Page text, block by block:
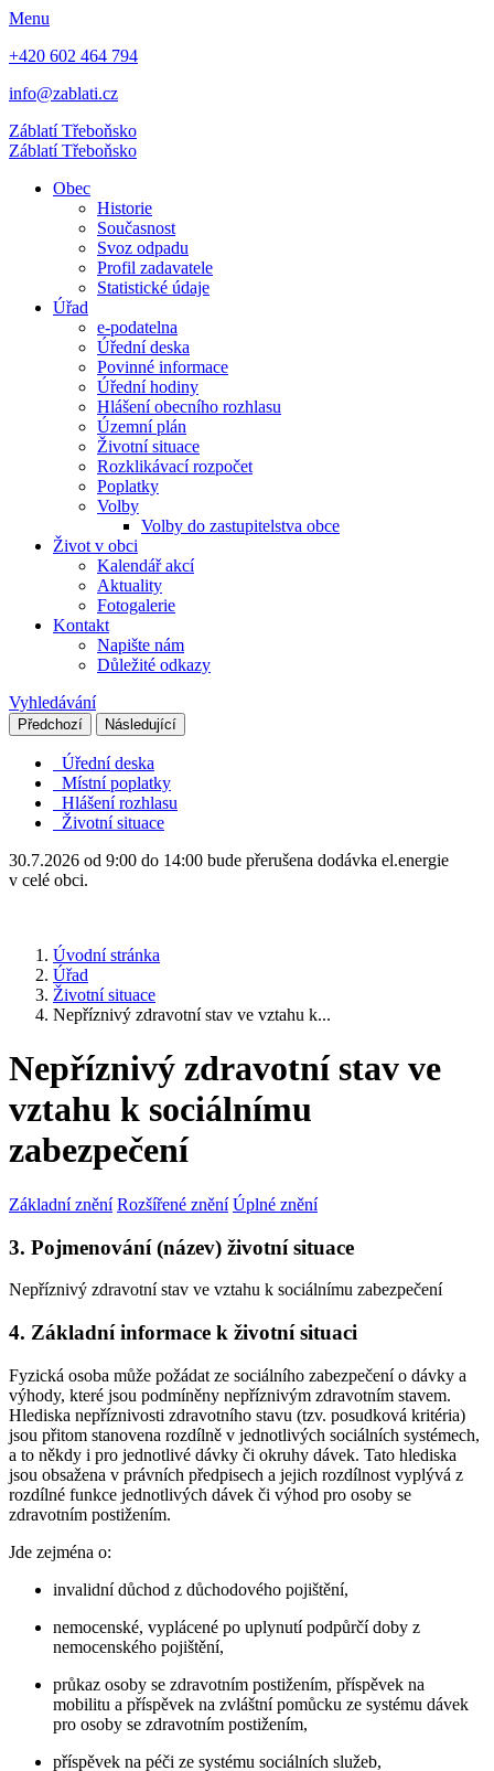
Menu
+420 602 464 794
info@zablati.cz
ZáblatíTřeboňsko
ZáblatíTřeboňsko
Obec
Historie
Současnost
Svoz odpadu
Profil zadavatele
Statistické údaje
Úřad
e-podatelna
Úřední deska
Povinné informace
Úřední hodiny
Hlášení obecního rozhlasu
Územní plán
Životní situace
Rozklikávací rozpočet
Poplatky
Volby
Volby do zastupitelstva obce
Život v obci
Kalendář akcí
Aktuality
Fotogalerie
Kontakt
Napište nám
Důležité odkazy
Vyhledávání
Předchozí Následující
Úřední deska
Místní poplatky
Hlášení rozhlasu
Životní situace
30.7.2026 od 9:00 do 14:00 bude přerušena dodávka el.energie
v celé obci.
Úvodní stránka
Úřad
Životní situace
Nepříznivý zdravotní stav ve vztahu k...
Nepříznivý zdravotní stav ve
vztahu k sociálnímu
zabezpečení
Základní znění Rozšířené znění Úplné znění
3. Pojmenování (název) životní situace
Nepříznivý zdravotní stav ve vztahu k sociálnímu zabezpečení
4. Základní informace k životní situaci
Fyzická osoba může požádat ze sociálního zabezpečení o dávky a
výhody, které jsou podmíněny nepříznivým zdravotním stavem.
Hlediska nepříznivosti zdravotního stavu (tzv. posudková kritéria)
jsou přitom stanovena rozdílně v jednotlivých sociálních systémech,
a to někdy i pro jednotlivé dávky či okruhy dávek. Tato hlediska
jsou obsažena v právních předpisech a jejich rozdílnost vyplývá z
rozdílné funkce jednotlivých dávek či výhod pro osoby se
zdravotním postižením.
Jde zejména o:
invalidní důchod z důchodového pojištění,
nemocenské, vyplácené po uplynutí podpůrčí doby z
nemocenského pojištění,
průkaz osoby se zdravotním postižením, příspěvek na
mobilitu a příspěvek na zvláštní pomůcku ze systému dávek
pro osoby se zdravotním postižením,
příspěvek na péči ze systému sociálních služeb,